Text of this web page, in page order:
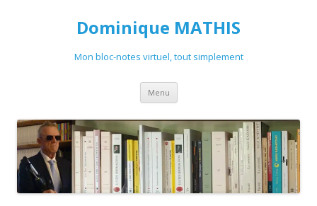
Dominique MATHIS
Mon bloc-notes virtuel, tout simplement
Menu Aller
contenu